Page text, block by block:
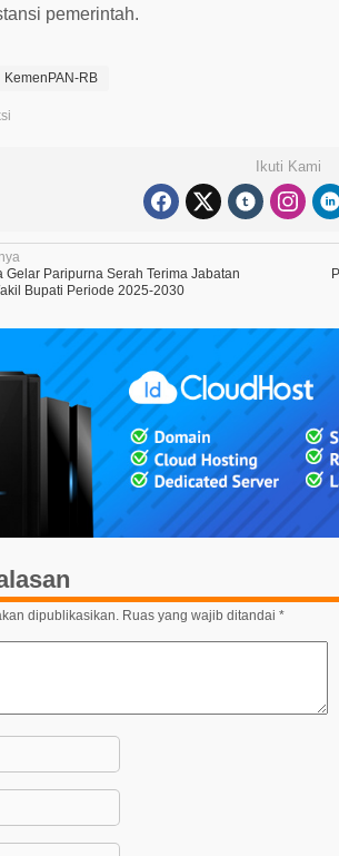
pemerintah.
KemenPAN-RB
Ikuti Kami
Gelar Paripurna Serah Terima Jabatan
Bupati Periode 2025-2030
dipublikasikan. Ruas yang wajib ditandai *